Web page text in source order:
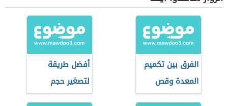
الفرق بين تكميم
المعدة وقص
المعدة
أفضل طريقة
لتصغير حجم
المعدة